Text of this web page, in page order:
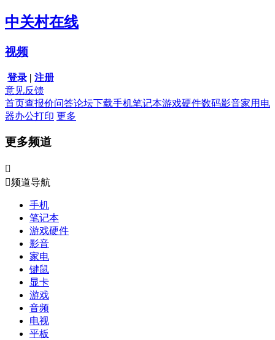
中关村在线
视频
登录 | 注册
意见反馈
首页查报价问答论坛下载手机笔记本游戏硬件数码影音家用电
器办公打印 更多
更多频道

频道导航
手机
笔记本
游戏硬件
影音
家电
键鼠
显卡
游戏
音频
电视
平板